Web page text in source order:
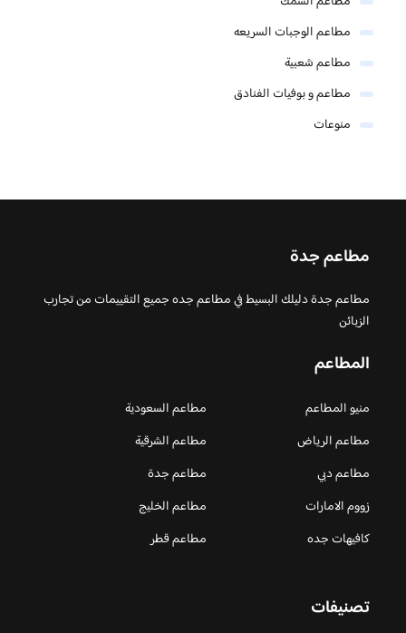
مطاعم الوجبات السريعه
مطاعم شعبية
مطاعم و بوفيات الفنادق
منوعات
مطاعم جدة
مطاعم جدة دليلك البسيط في مطاعم جده جميع التقييمات من تجارب
الزبائن
المطاعم
منيو المطاعم
مطاعم السعودية
مطاعم الرياض
مطاعم الشرقية
مطاعم دبي
مطاعم جدة
زووم الامارات
مطاعم الخليج
كافيهات جده
مطاعم قطر
تصنيفات